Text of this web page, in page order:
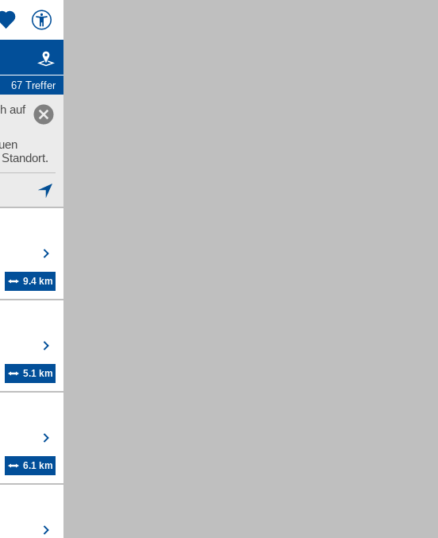
67 Treffer
auf
9.4 km
5.1 km
6.1 km